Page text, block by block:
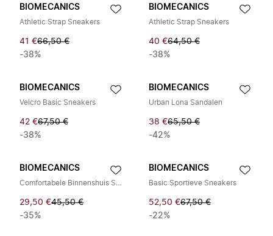
BIOMECANICS
Athletic Strap Sneakers
41 €66,50 €
-38%
BIOMECANICS
Athletic Strap Sneakers
40 €64,50 €
-38%
BIOMECANICS
Velcro Basic Sneakers
42 €67,50 €
-38%
BIOMECANICS
Urban Lona Sandalen
38 €65,50 €
-42%
BIOMECANICS
Comfortabele Binnenshuis Schoenen
29,50 €45,50 €
-35%
BIOMECANICS
Basic Sportieve Sneakers
52,50 €67,50 €
-22%